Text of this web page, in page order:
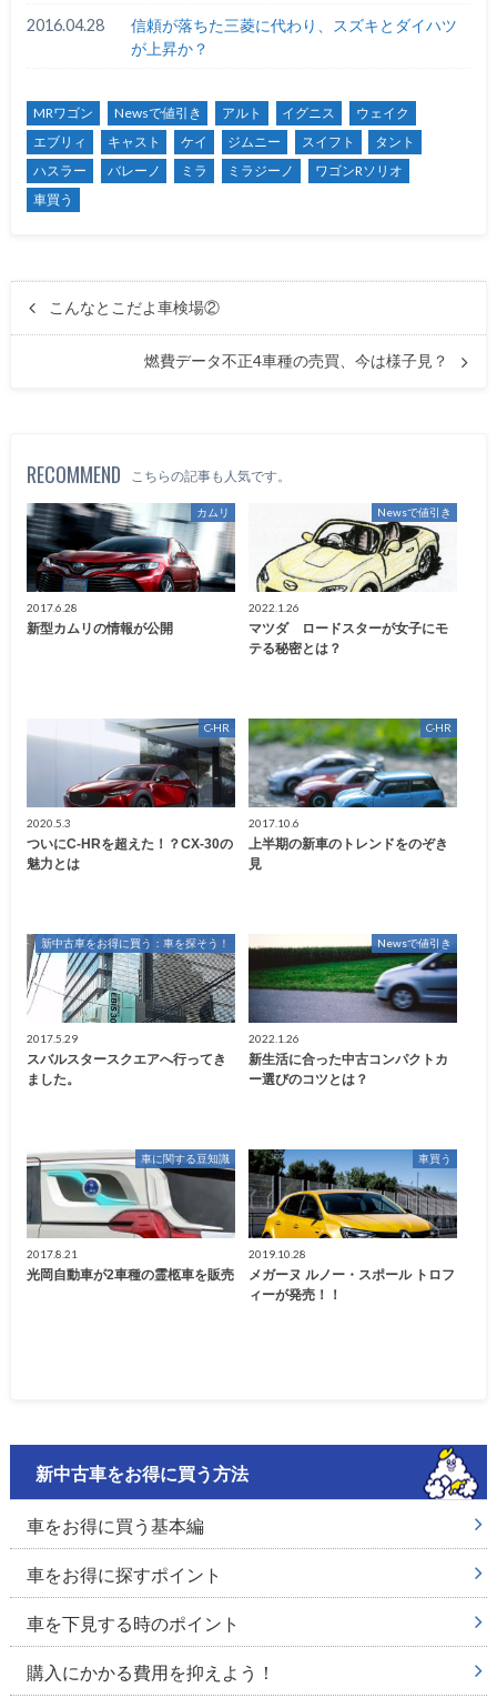
2016.04.28
信頼が落ちた三菱に代わり、スズキとダイハツ
が上昇か？
MRワゴン Newsで値引き アルト イグニス
ウェイク
エブリィ
キャスト ケイ ジムニー スイフト
タント
ハスラー
バレーノ ミラ ミラジーノ
ワゴンRソリオ
車買う
こんなとこだよ車検場②
燃費データ不正4車種の売買、今は様子見？
RECOMMEND こちらの記事も人気です。
カムリ
2017.6.28
新型カムリの情報が公開
Newsで値引き
2022.1.26
マツダ ロードスターが女子にモ
テる秘密とは？
C-HR
2020.5.3
ついにC-HRを超えた！？CX-30の
魅力とは
C-HR
2017.10.6
上半期の新車のトレンドをのぞき
見
新中古車をお得に買う：車を探そう！
2017.5.29
スバルスタースクエアへ行ってき
ました。
Newsで値引き
2022.1.26
新生活に合った中古コンパクトカ
ー選びのコツとは？
車に関する豆知識
2017.8.21
光岡自動車が2車種の霊柩車を販売
車買う
2019.10.28
メガーヌ ルノー・スポール トロフ
ィーが発売！！
新中古車をお得に買う方法
車をお得に買う基本編
車をお得に探すポイント
車を下見する時のポイント
購入にかかる費用を抑えよう！